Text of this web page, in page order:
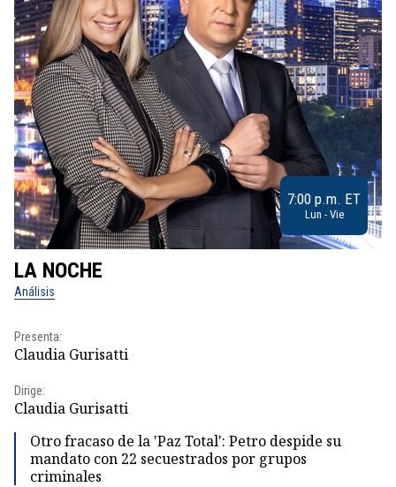
7:00 p.m. ET
Lun - Vie
LA NOCHE
Análisis
Presenta:
Claudia Gurisatti
Dirige:
Claudia Gurisatti
Otro fracaso de la 'Paz Total': Petro despide su
mandato con 22 secuestrados por grupos
criminales